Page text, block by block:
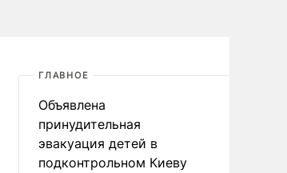
ГЛАВНОЕ
Объявлена
принудительная
эвакуация детей в
подконтрольном Киеву